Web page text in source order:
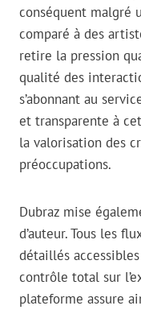
conséquent malgré
comparé à des
retire la pression
qualité des
s’abonnant au
et transparente à
la valorisation des
préoccupations.
Dubraz mise
d’auteur. Tous les
détaillés
contrôle total sur
plateforme assure